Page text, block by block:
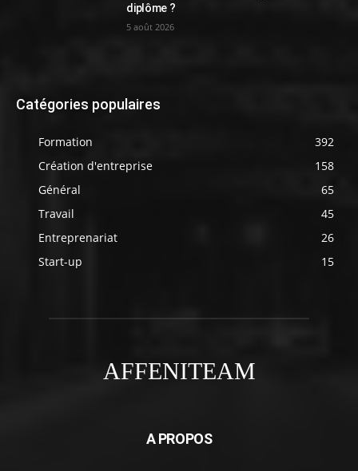
diplôme ?
5 août 2026
Catégories populaires
Formation
392
Création d'entreprise
158
Général
65
Travail
45
Entreprenariat
26
Start-up
15
AFFENITEAM
A PROPOS